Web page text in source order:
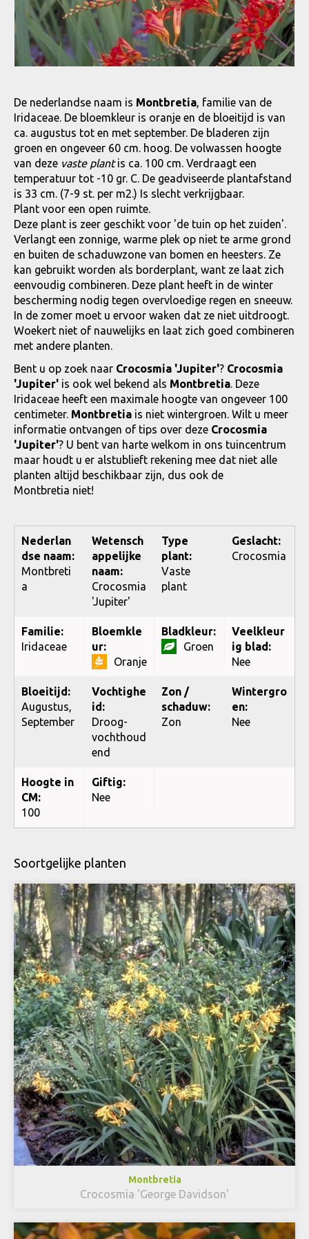
De nederlandse naam is Montbretia, familie van de
Iridaceae. De bloemkleur is oranje en de bloeitijd is van
ca. augustus tot en met september. De bladeren zijn
groen en ongeveer 60 cm. hoog. De volwassen hoogte
van deze vaste plantis ca. 100 cm. Verdraagt een
temperatuur tot -10 gr. C. De geadviseerde plantafstand
is 33 cm. (7-9 st. per m2.) Is slecht verkrijgbaar.
Plant voor een open ruimte.
Deze plant is zeer geschikt voor 'de tuin op het zuiden'.
Verlangt een zonnige, warme plek op niet te arme grond
en buiten de schaduwzone van bomen en heesters. Ze
kan gebruikt worden als borderplant, want ze laat zich
eenvoudig combineren. Deze plant heeft in de winter
bescherming nodig tegen overvloedige regen en sneeuw.
In de zomer moet u ervoor waken dat ze niet uitdroogt.
Woekert niet of nauwelijks en laat zich goed combineren
met andere planten.
Bent u op zoek naar Crocosmia 'Jupiter'? Crocosmia
'Jupiter' is ook wel bekend als Montbretia. Deze
Iridaceae heeft een maximale hoogte van ongeveer 100
centimeter. Montbretia is niet wintergroen. Wilt u meer
informatie ontvangen of tips over deze Crocosmia
'Jupiter'? U bent van harte welkom in ons tuincentrum
maar houdt u er alstublieft rekening mee dat niet alle
planten altijd beschikbaar zijn, dus ook de
Montbretia niet!
Nederlan
dse naam:
Montbreti
a
Wetensch
appelijke
naam:
Crocosmia
'Jupiter'
Type
plant:
Vaste
plant
Geslacht:
Crocosmia
Familie:
Iridaceae
Bloemkle
ur:
Oranje
Bladkleur:
Groen
Veelkleur
ig blad:
Nee
Bloeitijd:
Augustus,
September
Vochtighe
id:
Droog-
vochthoud
end
Zon /
schaduw:
Zon
Wintergro
en:
Nee
Hoogte in
CM:
100
Giftig:
Nee
Soortgelijke planten
Montbretia
Crocosmia 'George Davidson'